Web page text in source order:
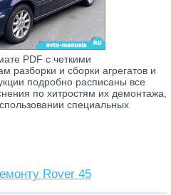
PDF с четкими
разборки и сборки агрегатов и
подробно расписаны все
по хитростям их демонтажа,
специальных
Rover 45